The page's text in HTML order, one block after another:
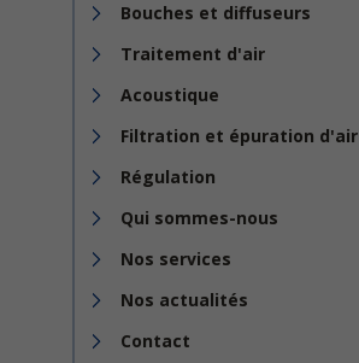
Bouches et diffuseurs
Traitement d'air
Acoustique
Filtration et épuration d'air
Régulation
Qui sommes-nous
Nos services
Nos actualités
Contact